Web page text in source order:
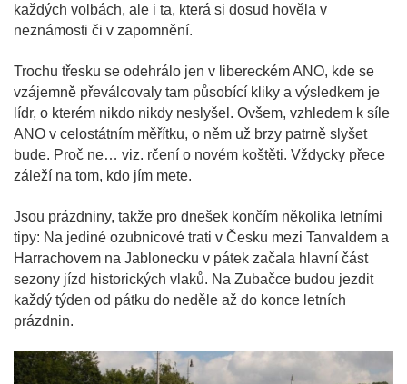
každých volbách, ale i ta, která si dosud hověla v
neznámosti či v zapomnění.
Trochu třesku se odehrálo jen v libereckém ANO, kde se
vzájemně převálcovaly tam působící kliky a výsledkem je
lídr, o kterém nikdo nikdy neslyšel. Ovšem, vzhledem k síle
ANO v celostátním měřítku, o něm už brzy patrně slyšet
bude. Proč ne… viz. rčení o novém koštěti. Vždycky přece
záleží na tom, kdo jím mete.
Jsou prázdniny, takže pro dnešek končím několika letními
tipy: Na jediné ozubnicové trati v Česku mezi Tanvaldem a
Harrachovem na Jablonecku v pátek začala hlavní část
sezony jízd historických vlaků. Na Zubačce budou jezdit
každý týden od pátku do neděle až do konce letních
prázdnin.